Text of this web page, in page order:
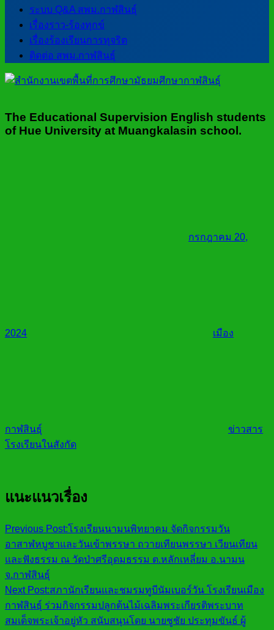
ระบบ Q&A สพม.กาฬสินธุ์
เรื่องราว-ร้องทุกข์
เรื่องร้องเรียนการทุจริต
ติดต่อ สพม.กาฬสินธุ์
The Educational Supervision English students
of Hue University at Muangkalasin school.
กรกฎาคม 20,
2024 เมือง
กาฬสินธุ์
ข่าวสาร
โรงเรียนในสังกัด
แนะแนวเรื่อง
Previous Post:โรงเรียนนามนพิทยาคม จัดกิจกรรมวัน
อาสาฬหบูชาและวันเข้าพรรษา ถวายเทียนพรรษา เวียนเทียน
และฟังธรรม ณ วัดป่าศรีอุดมธรรม ต.หลักเหลี่ยม อ.นามน
จ.กาฬสินธุ์
Next Post:สภานักเรียนและชมรมทูบีนัมเบอร์วัน โรงเรียนเมือง
กาฬสินธุ์ ร่วมกิจกรรมปลูกต้นไม้เฉลิมพระเกียรติพระบาท
สมเด็จพระเจ้าอยู่หัว สนับสนุนโดย นายชูชัย ประทุมขันธ์ ผู้